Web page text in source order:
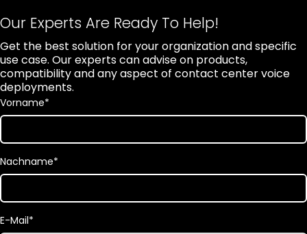
Our Experts Are Ready To Help!
Get the best solution for your organization and specific
use case. Our experts can advise on products,
compatibility and any aspect of contact center voice
deployments.
Vorname*
Nachname*
E-Mail*